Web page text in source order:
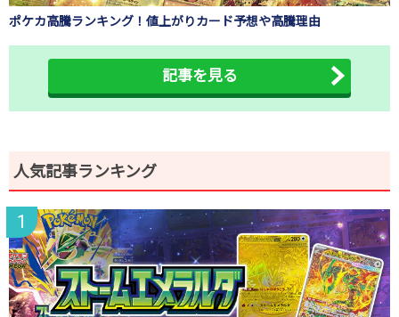
ポケカ高騰ランキング！値上がりカード予想や高騰理由
記事を見る
人気記事ランキング